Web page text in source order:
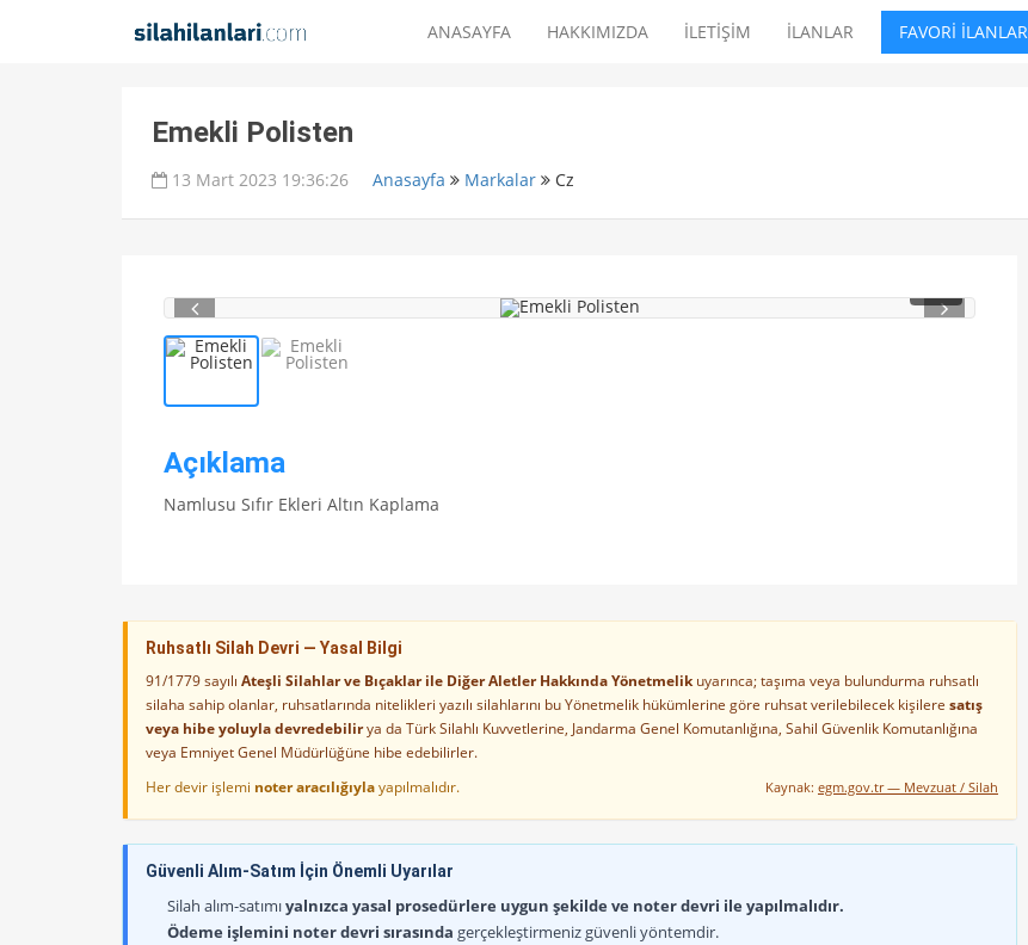
ANASAYFA HAKKIMIZDA İLETİŞİM İLANLAR FAVORİ İLANLAR
Emekli Polisten
13 Mart 2023 19:36:26 Anasayfa Markalar Cz
1/ 2
Açıklama
Namlusu Sıfır Ekleri Altın Kaplama
Ruhsatlı Silah Devri — Yasal Bilgi
91/1779 sayılı Ateşli Silahlar ve Bıçaklar ile Diğer Aletler Hakkında Yönetmelikuyarınca; taşıma veya bulundurma ruhsatlı
silaha sahip olanlar, ruhsatlarında nitelikleri yazılı silahlarını bu Yönetmelik hükümlerine göre ruhsat verilebilecek kişilere satış
veya hibe yoluyla devredebilirya da Türk Silahlı Kuvvetlerine, Jandarma Genel Komutanlığına, Sahil Güvenlik Komutanlığına
veya Emniyet Genel Müdürlüğüne hibe edebilirler.
Her devir işlemi noter aracılığıylayapılmalıdır. Kaynak: egm.gov.tr — Mevzuat / Silah
Güvenli Alım-Satım İçin Önemli Uyarılar
Silah alım-satımıyalnızca yasal prosedürlere uygun şekilde ve noter devri ile yapılmalıdır.
Ödeme işlemini noter devri sırasında gerçekleştirmeniz güvenli yöntemdir.